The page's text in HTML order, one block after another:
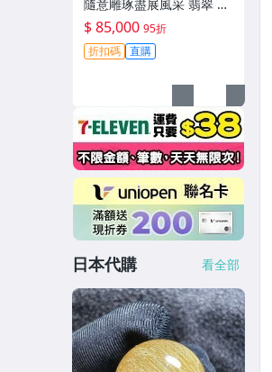
隨意雕琢盡展風采 翡翠 原
石 雕刻
$ 85,000 95折
折扣碼 直購
日本代購 看全部